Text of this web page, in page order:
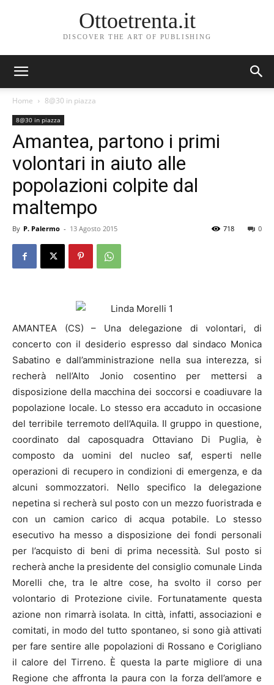
Ottoetrenta.it
DISCOVER THE ART OF PUBLISHING
Home 8@30 in piazza
8@30 in piazza
Amantea, partono i primi
volontari in aiuto alle
popolazioni colpite dal
maltempo
By P. Palermo - 13 Agosto 2015 0
718
AMANTEA (CS) – Una delegazione di volontari, di
concerto con il desiderio espresso dal sindaco Monica
Sabatino e dall’amministrazione nella sua interezza, si
recherà nell’Alto Jonio cosentino per mettersi a
disposizione della macchina dei soccorsi e coadiuvare la
popolazione locale. Lo stesso era accaduto in occasione
del terribile terremoto dell’Aquila. Il gruppo in questione,
coordinato dal caposquadra Ottaviano Di Puglia, è
composto da uomini del nucleo saf, esperti nelle
operazioni di recupero in condizioni di emergenza, e da
alcuni sommozzatori. Nello specifico la delegazione
nepetina si recherà sul posto con un mezzo fuoristrada e
con un camion carico di acqua potabile. Lo stesso
esecutivo ha messo a disposizione dei fondi personali
per l’acquisto di beni di prima necessità. Sul posto si
recherà anche la presidente del consiglio comunale Linda
Morelli che, tra le altre cose, ha svolto il corso per
volontario di Protezione civile. Fortunatamente questa
azione non rimarrà isolata. In città, infatti, associazioni e
comitati, in modo del tutto spontaneo, si sono già attivati
per fare sentire alle popolazioni di Rossano e Corigliano
il calore del Tirreno. È questa la parte migliore di una
Regione che affronta la paura con la forza dell’amore e